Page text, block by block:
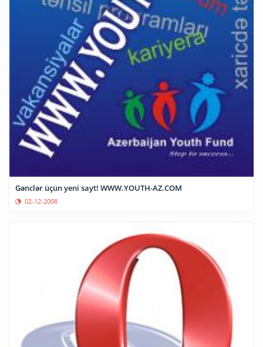
Gənclər üçün yeni sayt! WWW.YOUTH-AZ.COM
02-12-2008